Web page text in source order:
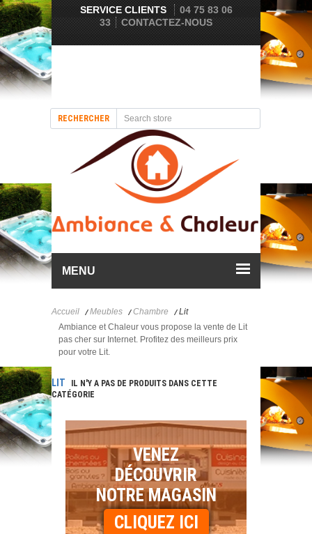
SERVICE CLIENTS
04 75 83 06
33
CONTACTEZ-NOUS
RECHERCHER
MENU
Accueil Meubles Chambre
Lit
Ambiance et Chaleur vous propose la vente de Lit
pas cher sur Internet. Profitez des meilleurs prix
pour votre Lit.
LIT
IL N'Y A PAS DE PRODUITS DANS CETTE
CATÉGORIE
VENEZ
DÉCOUVRIR
NOTRE MAGASIN
CLIQUEZ ICI